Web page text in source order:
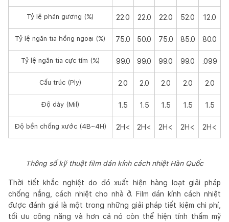
Tỷ lệ phản gương (%) 22.0 22.0 22.0 52.0 12.0
Tỷ lệ ngăn tia hồng ngoại (%) 75.0 50.0 75.0 85.0 80.0
Tỷ lệ ngăn tia cực tím (%) 99.0 99.0 99.0 99.0 .099
Cấu trúc (Ply) 2.0 2.0 2.0 2.0 2.0
Độ dày (Mil) 1.5 1.5 1.5 1.5 1.5
Độ bền chống xước (4B~4H) 2H< 2H< 2H< 2H< 2H<
Thông số kỹ thuật film dán kính cách nhiệt Hàn Quốc
Thời tiết khắc nghiệt do đó xuất hiện hàng loạt giải pháp
chống nắng, cách nhiệt cho nhà ở. Film dán kính cách nhiệt
được đánh giá là một trong những giải pháp tiết kiệm chi phí,
tối ưu công năng và hơn cả nó còn thể hiện tính thẩm mỹ